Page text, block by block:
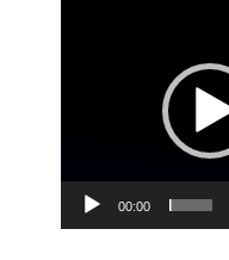
00:00